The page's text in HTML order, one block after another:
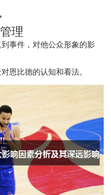
理
事件，对他公众形象的影
恩比德的认知和看法。